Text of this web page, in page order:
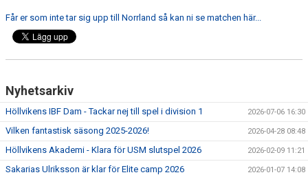
Får er som inte tar sig upp till Norrland så kan ni se matchen här...
Nyhetsarkiv
Höllvikens IBF Dam - Tackar nej till spel i division 1 2026-07-06 16:30
Vilken fantastisk säsong 2025-2026! 2026-04-28 08:48
Höllvikens Akademi - Klara för USM slutspel 2026 2026-02-09 11:21
Sakarias Ulriksson är klar för Elite camp 2026 2026-01-07 14:08